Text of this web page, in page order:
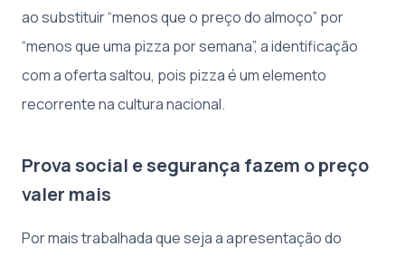
ao substituir “menos que o preço do almoço” por
“menos que uma pizza por semana”, a identificação
com a oferta saltou, pois pizza é um elemento
recorrente na cultura nacional.
Prova social e segurança fazem o preço
valer mais
Por mais trabalhada que seja a apresentação do